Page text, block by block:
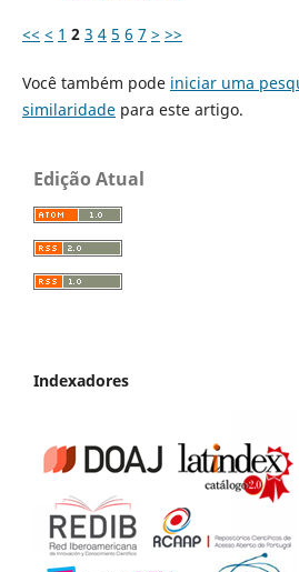
<< < 1 2 3 4 5 6 7 > >>
Você também pode iniciar uma
similaridadepara este artigo.
Edição Atual
Indexadores